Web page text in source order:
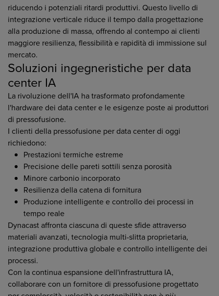
riducendo i potenziali ritardi produttivi. Questo livello di
integrazione verticale riduce il tempo dalla progettazione
alla produzione di massa, offrendo al contempo ai clienti
maggiore resilienza, flessibilità e rapidità di immissione sul
mercato.
Soluzioni ingegneristiche per data
center IA
La rivoluzione dell'IA ha trasformato profondamente
l'hardware dei data center e le esigenze poste ai produttori
di pressofusione.
I clienti della pressofusione per data center di oggi
richiedono:
Prestazioni termiche estreme
Precisione delle pareti sottili senza porosità
Minore carbonio incorporato
Resilienza della catena di fornitura
Produzione intelligente e controllo dei processi in
tempo reale
Dynacast affronta ciascuna di queste sfide attraverso
materiali avanzati, tecnologia multi-slitta proprietaria,
integrazione produttiva globale e controllo intelligente dei
processi.
Con la continua espansione dell'infrastruttura IA,
collaborare con un fornitore di pressofusione progettato